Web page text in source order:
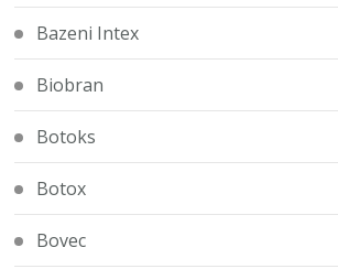
Bazeni Intex
Biobran
Botoks
Botox
Bovec